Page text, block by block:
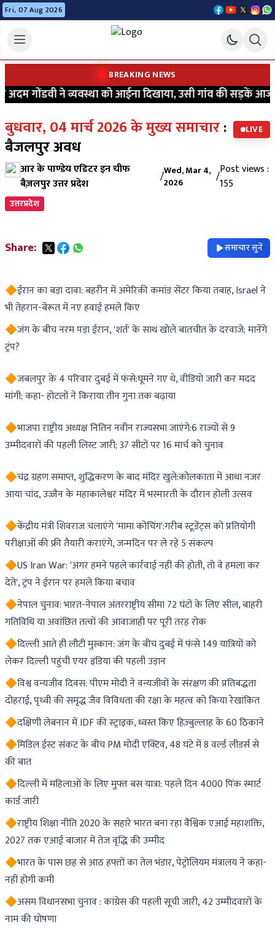
Fri, 07 Aug 2026
BREAKING NEWS
गोंडवी ने व्यवस्था को आईना दिखाया, उसी गांव की सड़कें आज
बुधवार, 04 मार्च 2026 के मुख्य समाचार:
बैजलपुर अवध
LIVE
आर के पाण्डेय एडिटर इन चीफ
बैज़लपुर उत्तर प्रदेश
/Wed, Mar 4,
2026
/Post views :
155
उत्तरप्रदेश
Share: समाचार सुनें
🔶ईरान का बड़ा दावा: बहरीन में अमेरिकी कमांड सेंटर किया तबाह, Israel ने
भी तेहरान-बेरूत में नए हवाई हमले किए
🔶जंग के बीच नरम पड़ा ईरान, 'शर्त' के साथ खोले बातचीत के दरवाजे; मानेंगे
ट्रंप?
🔶जबलपुर के 4 परिवार दुबई में फंसे:घूमने गए थे, वीडियो जारी कर मदद
मांगी; कहा- होटलों ने किराया तीन गुना तक बढ़ाया
🔶भाजपा राष्ट्रीय अध्यक्ष नितिन नवीन राज्यसभा जाएंगे:6 राज्यों से 9
उम्मीदवारों की पहली लिस्ट जारी; 37 सीटों पर 16 मार्च को चुनाव
🔶चंद्र ग्रहण समाप्त, शुद्धिकरण के बाद मंदिर खुले:कोलकाता में आधा नजर
आया चांद, उज्जैन के महाकालेश्वर मंदिर में भस्मारती के दौरान होली उत्सव
🔶केंद्रीय मंत्री शिवराज चलाएंगे 'मामा कोचिंग':गरीब स्टूडेंट्स को प्रतियोगी
परीक्षाओं की फ्री तैयारी कराएंगे, जन्मदिन पर ले रहे 5 संकल्प
🔶US Iran War: 'अगर हमने पहले कार्रवाई नहीं की होती, तो वे हमला कर
देते', ट्रंप ने ईरान पर हमले किया बचाव
🔶नेपाल चुनाव: भारत-नेपाल अंतरराष्ट्रीय सीमा 72 घंटों के लिए सील, बाहरी
गतिविधि या अवांछित तत्वों की आवाजाही पर पूरी तरह रोक
🔶दिल्ली आते ही लौटी मुस्कान: जंग के बीच दुबई में फंसे 149 यात्रियों को
लेकर दिल्ली पहुंची एयर इंडिया की पहली उड़ान
🔶विश्व वन्यजीव दिवस: पीएम मोदी ने वन्यजीवों के संरक्षण की प्रतिबद्धता
दोहराई, पृथ्वी की समृद्ध जैव विविधता की रक्षा के महत्व को किया रेखांकित
🔶दक्षिणी लेबनान में IDF की स्ट्राइक, ध्वस्त किए हिज़्बुल्लाह के 60 ठिकाने
🔶मिडिल ईस्ट संकट के बीच PM मोदी एक्टिव, 48 घंटे में 8 वर्ल्ड लीडर्स से
की बात
🔶दिल्ली में महिलाओं के लिए मुफ्त बस यात्रा: पहले दिन 4000 पिंक स्मार्ट
कार्ड जारी
🔶राष्ट्रीय शिक्षा नीति 2020 के सहारे भारत बना रहा वैश्विक एआई महाशक्ति,
2027 तक एआई बाजार में तेज वृद्धि की उम्मीद
🔶भारत के पास छह से आठ हफ्तों का तेल भंडार, पेट्रोलियम मंत्रालय ने कहा-
नहीं होगी कमी
🔶असम विधानसभा चुनाव : कांग्रेस की पहली सूची जारी, 42 उम्मीदवारों के
नाम की घोषणा